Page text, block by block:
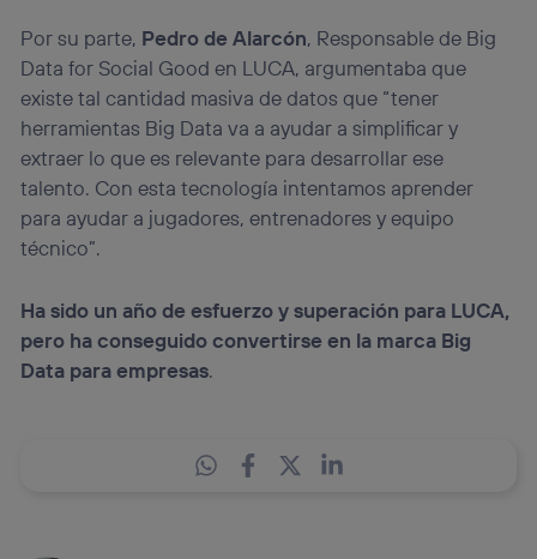
Por su parte, Pedro de Alarcón, Responsable de Big
Data for Social Good en LUCA, argumentaba que
existe tal cantidad masiva de datos que “tener
herramientas Big Data va a ayudar a simplificar y
extraer lo que es relevante para desarrollar ese
talento. Con esta tecnología intentamos aprender
para ayudar a jugadores, entrenadores y equipo
técnico”.
Ha sido un año de esfuerzo y superación para LUCA,
pero ha conseguido convertirse en la marca Big
Data para empresas.